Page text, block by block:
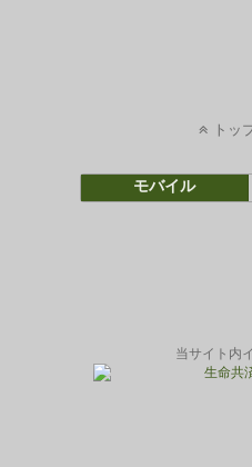
トッ
モバイル
当サイト内